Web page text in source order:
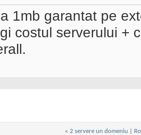
1mb garantat pe
costul serverului +
« 2 servere un domeniu